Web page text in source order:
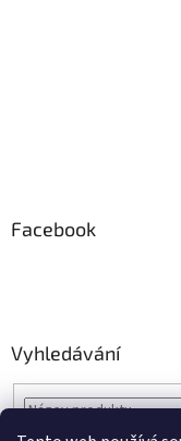
Facebook
Vyhledávání